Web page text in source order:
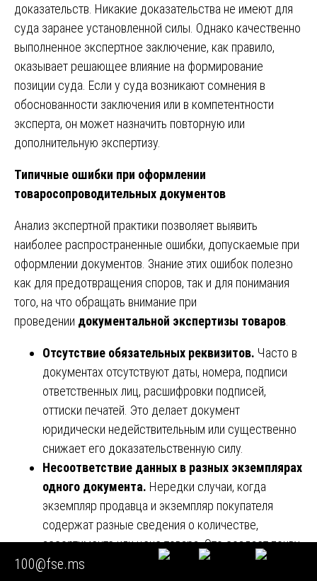
доказательств. Никакие доказательства не имеют для
суда заранее установленной силы. Однако качественно
выполненное экспертное заключение, как правило,
оказывает решающее влияние на формирование
позиции суда. Если у суда возникают сомнения в
обоснованности заключения или в компетентности
эксперта, он может назначить повторную или
дополнительную экспертизу.
Типичные ошибки при оформлении
товаросопроводительных документов
Анализ экспертной практики позволяет выявить
наиболее распространенные ошибки, допускаемые при
оформлении документов. Знание этих ошибок полезно
как для предотвращения споров, так и для понимания
того, на что обращать внимание при
проведении документальной экспертизы товаров
Отсутствие обязательных реквизитов. Часто в
документах отсутствуют даты, номера, подписи
ответственных лиц, расшифровки подписей,
оттиски печатей. Это делает документ
юридически недействительным или существенно
снижает его доказательственную силу.
Несоответствие данных в разных экземплярах
одного документа. Нередки случаи, когда
экземпляр продавца и экземпляр покупателя
содержат разные сведения о количестве,
ассортименте или цене товара. Это создает почву
для злоупотреблений и споров.
100@fse.ms